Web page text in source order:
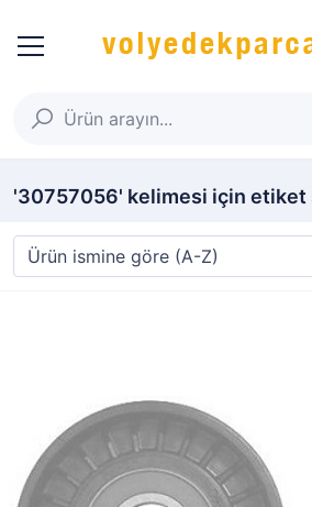
'30757056' kelimesi için etiket